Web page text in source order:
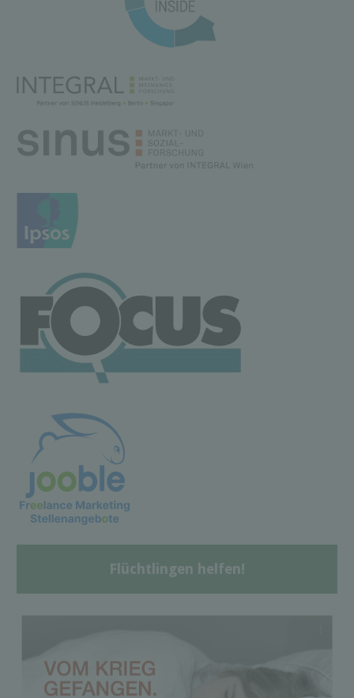
Flüchtlingen helfen!